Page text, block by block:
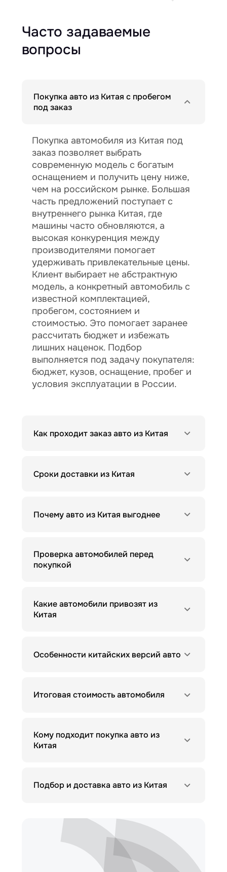
Часто задаваемые
вопросы
Покупка авто из Китая с пробегом
под заказ
Покупка автомобиля из Китая под
заказ позволяет выбрать
современную модель с богатым
оснащением и получить цену ниже,
чем на российском рынке. Большая
часть предложений поступает с
внутреннего рынка Китая, где
машины часто обновляются, а
высокая конкуренция между
производителями помогает
удерживать привлекательные цены.
Клиент выбирает не абстрактную
модель, а конкретный автомобиль с
известной комплектацией,
пробегом, состоянием и
стоимостью. Это помогает заранее
рассчитать бюджет и избежать
лишних наценок. Подбор
выполняется под задачу покупателя:
бюджет, кузов, оснащение, пробег и
условия эксплуатации в России.
Как проходит заказ авто из Китая
Сроки доставки из Китая
Почему авто из Китая выгоднее
Проверка автомобилей перед
покупкой
Какие автомобили привозят из
Китая
Особенности китайских версий авто
Итоговая стоимость автомобиля
Кому подходит покупка авто из
Китая
Подбор и доставка авто из Китая